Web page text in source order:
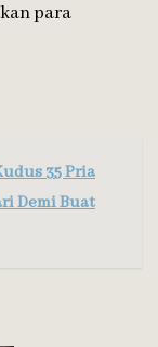
para
35 Pria
Demi Buat